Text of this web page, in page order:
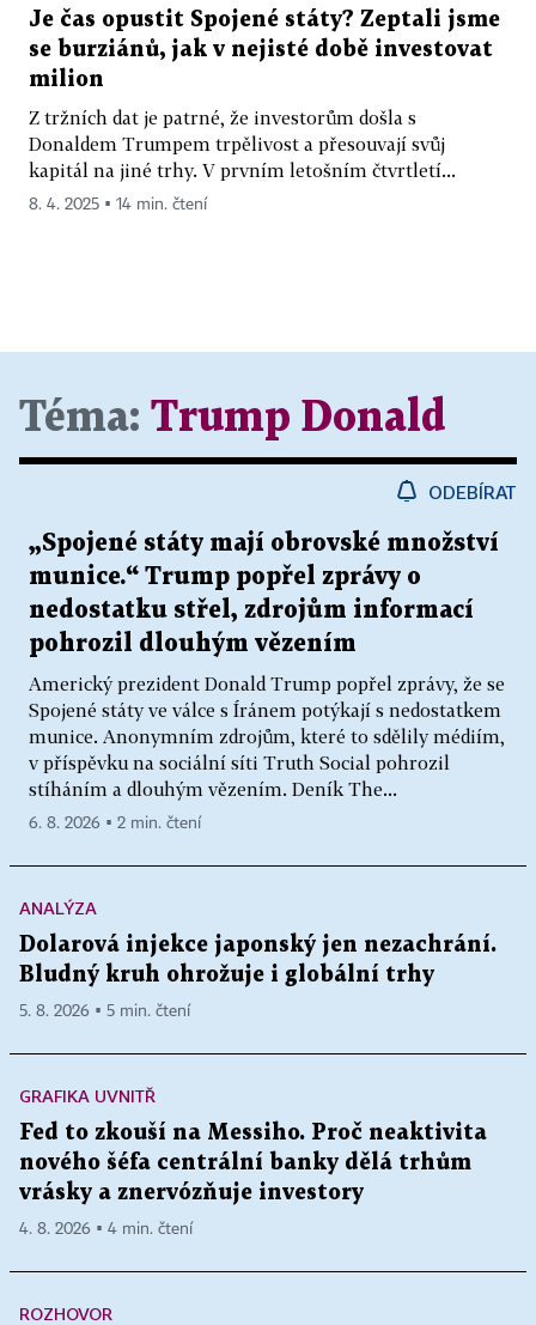
Je čas opustit Spojené státy? Zeptali jsme
se burziánů, jak v nejisté době investovat
milion
Z tržních dat je patrné, že investorům došla s
Donaldem Trumpem trpělivost a přesouvají svůj
kapitál na jiné trhy. V prvním letošním čtvrtletí...
8. 4. 2025 ▪ 14 min. čtení
Téma: Trump Donald
ODEBÍRAT
„Spojené státy mají obrovské množství
munice.“ Trump popřel zprávy o
nedostatku střel, zdrojům informací
pohrozil dlouhým vězením
Americký prezident Donald Trump popřel zprávy, že se
Spojené státy ve válce s Íránem potýkají s nedostatkem
munice. Anonymním zdrojům, které to sdělily médiím,
v příspěvku na sociální síti Truth Social pohrozil
stíháním a dlouhým vězením. Deník The...
6. 8. 2026 ▪ 2 min. čtení
ANALÝZA
Dolarová injekce japonský jen nezachrání.
Bludný kruh ohrožuje i globální trhy
5. 8. 2026 ▪ 5 min. čtení
GRAFIKA UVNITŘ
Fed to zkouší na Messiho. Proč neaktivita
nového šéfa centrální banky dělá trhům
vrásky a znervózňuje investory
4. 8. 2026 ▪ 4 min. čtení
ROZHOVOR